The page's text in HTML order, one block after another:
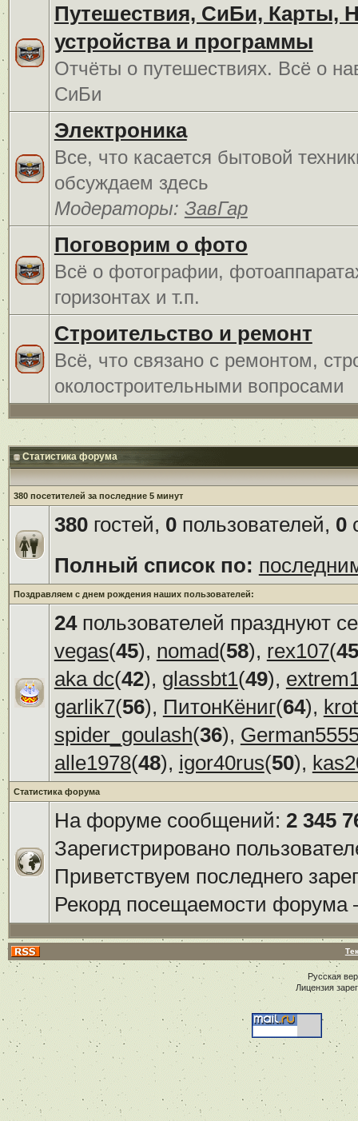
Путешествия, СиБи, Карты,
устройства и программы
Отчёты о путешествиях. Всё о
СиБи
Электроника
Все, что касается бытовой
обсуждаем здесь
Модераторы: ЗавГар
Поговорим о фото
Всё о фотографии,
горизонтах и т.п.
Строительство и ремонт
Всё, что связано с ремонтом,
околостроительными вопросами
Статистика форума
380 посетителей за последние 5 минут
380гостей, 0пользователей, 0
Полный список по:
Поздравляем с днем рождения наших пользователей:
24пользователей празднуют
vegas(45), nomad(58), rex107(45
aka dc(42), glassbt1(49),
garlik7(56), ПитонКёниг(64),
spider_goulash(36),
alle1978(48), igor40rus(50),
Статистика форума
На форуме сообщений: 2 345
Зарегистрировано
Приветствуем последнего
Рекорд посещаемости
Русская
Лицензия